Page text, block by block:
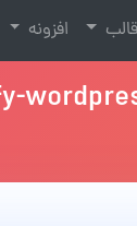
قالب افزونه